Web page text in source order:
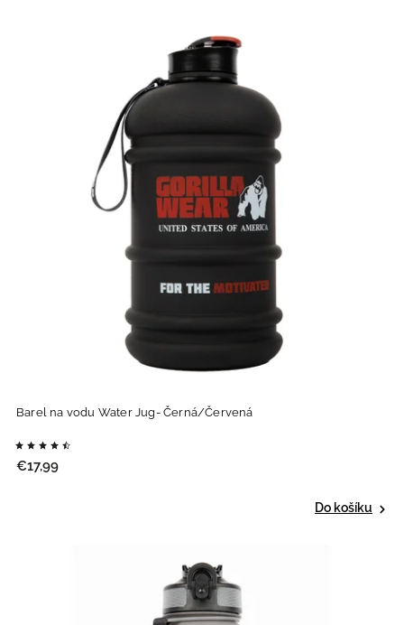
Barel na vodu Water Jug- Černá/Červená
€17,99
Do košíku